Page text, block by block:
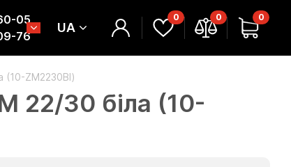
05
76
UA
0 0 0
(10-ZM2230BI)
22/30 біла (10-